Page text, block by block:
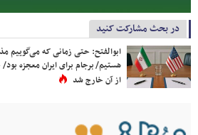
در بحث مشارکت کنید
ابوالفتح: حتی زمانی که می‌گوییم
هستیم/ برجام برای ایران معجزه بود/
از آن خارج شد